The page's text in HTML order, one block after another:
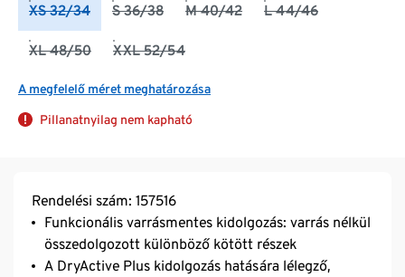
XS 32/34 S 36/38 M 40/42 L 44/46
XL 48/50 XXL 52/54
A megfelelő méret meghatározása
Pillanatnyilag nem kapható
Rendelési szám: 157516
Funkcionális varrásmentes kidolgozás: varrás nélkül
összedolgozott különböző kötött részek
A DryActive Plus kidolgozás hatására lélegző,